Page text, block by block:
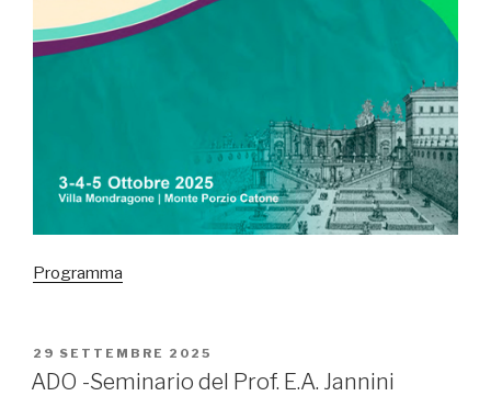
Programma
PUBBLICATO
IL
29 SETTEMBRE 2025
ADO -Seminario del Prof. E.A. Jannini